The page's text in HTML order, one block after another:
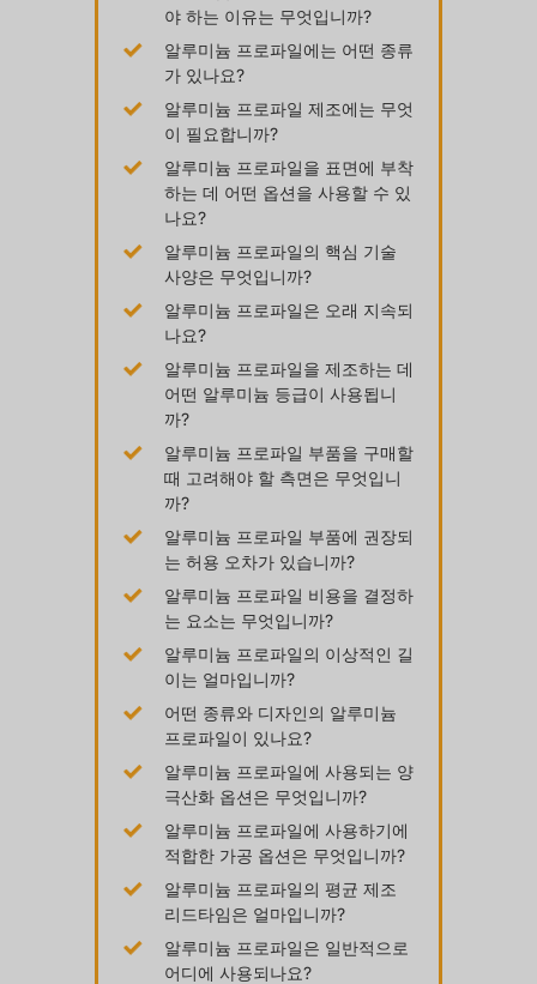
야 하는 이유는 무엇입니까?
알루미늄 프로파일에는 어떤 종류
가 있나요?
알루미늄 프로파일 제조에는 무엇
이 필요합니까?
알루미늄 프로파일을 표면에 부착
하는 데 어떤 옵션을 사용할 수 있
나요?
알루미늄 프로파일의 핵심 기술
사양은 무엇입니까?
알루미늄 프로파일은 오래 지속되
나요?
알루미늄 프로파일을 제조하는 데
어떤 알루미늄 등급이 사용됩니
까?
알루미늄 프로파일 부품을 구매할
때 고려해야 할 측면은 무엇입니
까?
알루미늄 프로파일 부품에 권장되
는 허용 오차가 있습니까?
알루미늄 프로파일 비용을 결정하
는 요소는 무엇입니까?
알루미늄 프로파일의 이상적인 길
이는 얼마입니까?
어떤 종류와 디자인의 알루미늄
프로파일이 있나요?
알루미늄 프로파일에 사용되는 양
극산화 옵션은 무엇입니까?
알루미늄 프로파일에 사용하기에
적합한 가공 옵션은 무엇입니까?
알루미늄 프로파일의 평균 제조
리드타임은 얼마입니까?
알루미늄 프로파일은 일반적으로
어디에 사용되나요?